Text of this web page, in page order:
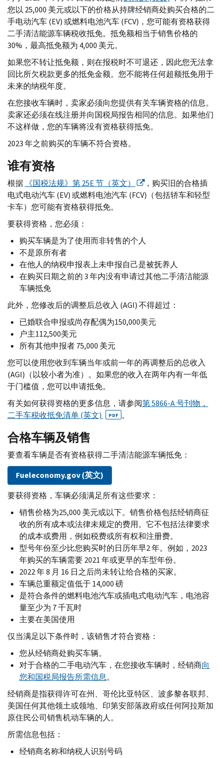
您以 25,000 美元或以下的价格从持牌经销商处购买合格的二
手电动汽车 (EV) 或燃料电池汽车 (FCV)，您可能有资格获得
二手清洁能源车辆税收抵免。抵免额相当于销售价格的
30%，最高抵免额为 4,000 美元。
如果您不转让抵免额，则在报税时不可退还，因此您无法拿
回比所欠税款更多的抵免金额。您不能将任何超额抵免用于
未来的纳税年度。
在您接收车辆时，卖家必须向您提供有关车辆资格的信息。
卖家还必须在线注册并向国税局报告相同的信息。如果他们
不这样做，您的车辆将没有资格获得抵免。
2023 年之前购买的车辆不符合资格。
谁有资格
根据 《国税法规》第 25E节（英文）
，购买旧的合格插
电式电动汽车 (EV) 或燃料电池汽车 (FCV)（包括轿车和轻型
卡车）您可能有资格获得抵免。
要获得资格，您必须：
购买车辆是为了使用而非转售的个人
不是原所有者
在他人的纳税申报表上未申报自己是被抚养人
在购买日期之前的 3 年内没有申请过其他二手清洁能源
车辆抵免
此外，您修改后的调整后总收入 (AGI) 不得超过：
已婚联合申报或尚存配偶为150,000美元
户主112,500美元
所有其他申报者 75,000 美元
您可以使用您收到车辆当年或前一年的再调整后的总收入
(AGI)（以较小者为准）。如果您的收入在两年内有一年低
于门槛值，您可以申请抵免。
有关如何获得资格的更多信息，请参阅第 5866-A号刊物，
二手车税收抵免清单 (英文)
PDF 。
合格车辆及销售
要查看车辆是否有资格获得二手清洁能源车辆抵免：
Fueleconomy.gov(英文)
要获得资格，车辆必须满足所有这些要求：
销售价格为25,000 美元或以下。销售价格包括经销商征
收的所有成本或法律未规定的费用。它不包括法律要求
的成本或费用，例如税费或所有权和注册费。
型号年份至少比您购买时的日历年早2 年。例如，2023
年购买的车辆需要 2021 年或更早的车型年份。
2022 年 8 月 16 日之后尚未转让给合格的买家。
车辆总重额定值低于 14,000 磅
是符合条件的燃料电池汽车或插电式电动汽车，电池容
量至少为 7 千瓦时
主要在美国使用
仅当满足以下条件时，该销售才符合资格：
您从经销商处购买车辆。
对于合格的二手电动汽车，在您接收车辆时，经销商向
您和国税局报告所需信息。
经销商是指获得许可在州、哥伦比亚特区、波多黎各联邦、
美国任何其他领土或领地、印第安部落政府或任何阿拉斯加
原住民公司销售机动车辆的人。
所需信息包括：
经销商名称和纳税人识别号码